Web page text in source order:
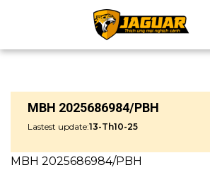
MBH 2025686984/PBH
Lastest update:13-Th10-25
MBH 2025686984/PBH